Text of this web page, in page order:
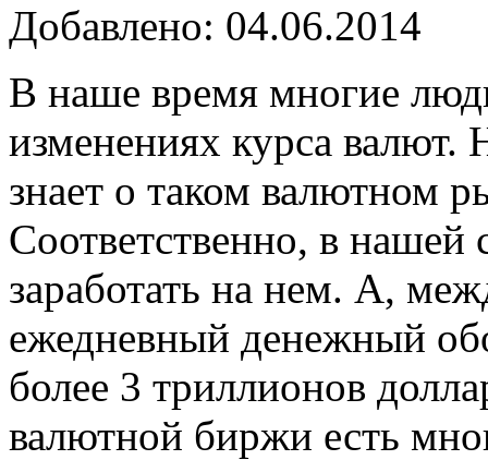
Добавлено: 04.06.2014
В наше время многие
изменениях курса
знает о таком валютном
Соответственно, в нашей
заработать на нем. А,
ежедневный денежный
более 3 триллионов
валютной биржи есть